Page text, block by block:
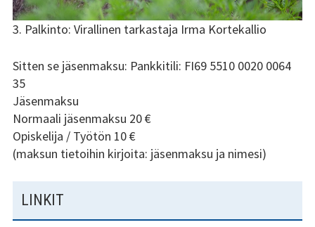
3. Palkinto: Virallinen tarkastaja Irma Kortekallio
Sitten se jäsenmaksu: Pankkitili: FI69 5510 0020 0064
35
Jäsenmaksu
Normaali jäsenmaksu 20 €
Opiskelija / Työtön 10 €
(maksun tietoihin kirjoita: jäsenmaksu ja nimesi)
LINKIT